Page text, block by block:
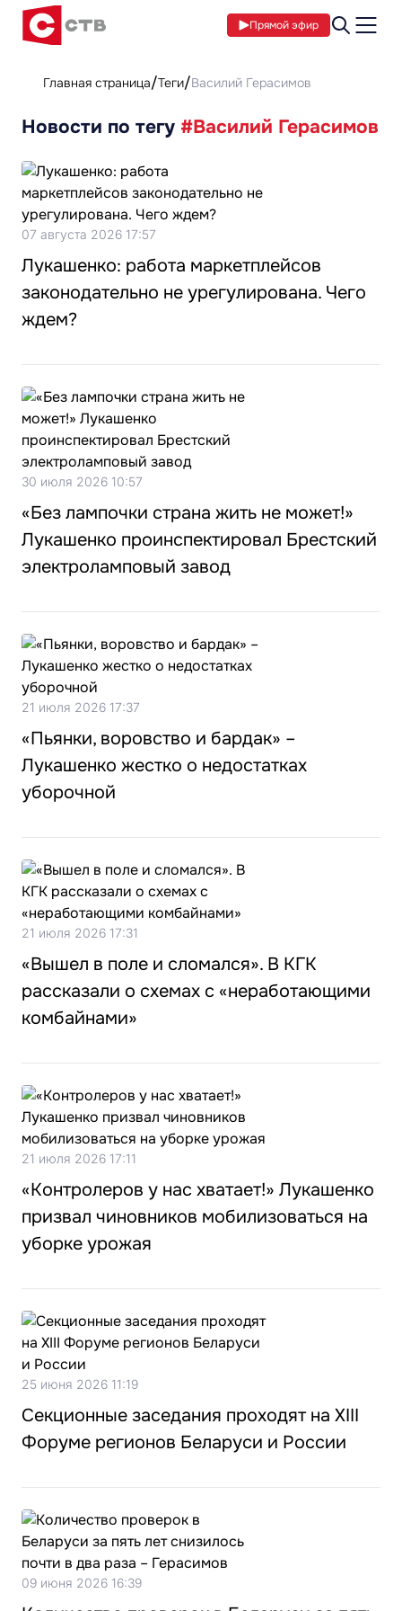
Прямой эфир
Главная страница Теги Василий Герасимов
Новости по тегу #Василий Герасимов
07 августа 2026 17:57
Лукашенко: работа маркетплейсов
законодательно не урегулирована. Чего
ждем?
30 июля 2026 10:57
«Без лампочки страна жить не может!»
Лукашенко проинспектировал Брестский
электроламповый завод
21 июля 2026 17:37
«Пьянки, воровство и бардак» –
Лукашенко жестко о недостатках
уборочной
21 июля 2026 17:31
«Вышел в поле и сломался». В КГК
рассказали о схемах с «неработающими
комбайнами»
21 июля 2026 17:11
«Контролеров у нас хватает!» Лукашенко
призвал чиновников мобилизоваться на
уборке урожая
25 июня 2026 11:19
Секционные заседания проходят на XIII
Форуме регионов Беларуси и России
09 июня 2026 16:39